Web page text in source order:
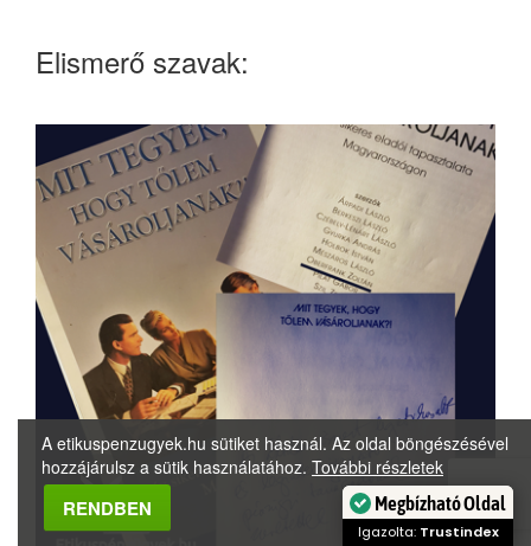
Elismerő szavak:
A etikuspenzugyek.hu sütiket használ. Az oldal böngészésével
hozzájárulsz a sütik használatához. További részletek
RENDBEN Megbízható Oldal
Igazolta: Trustindex